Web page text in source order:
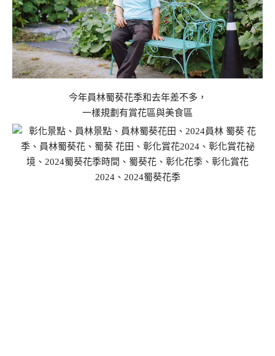
今年員林蜀葵花季和去年差不多，
一樣規劃有賞花區與美食區